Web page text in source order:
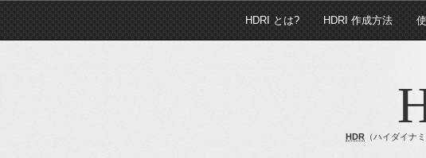
HDRI とは? HDRI 作成方法
HDR （ハイダイナ